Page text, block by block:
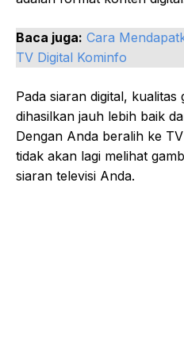
Baca juga: Cara
TV Digital Kominfo
Pada siaran digital,
dihasilkan jauh lebih baik
Dengan Anda beralih ke
tidak akan lagi melihat
siaran televisi Anda.